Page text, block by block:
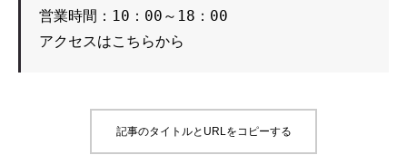
アクセスはこちらから
記事のタイトルとURLをコピーする